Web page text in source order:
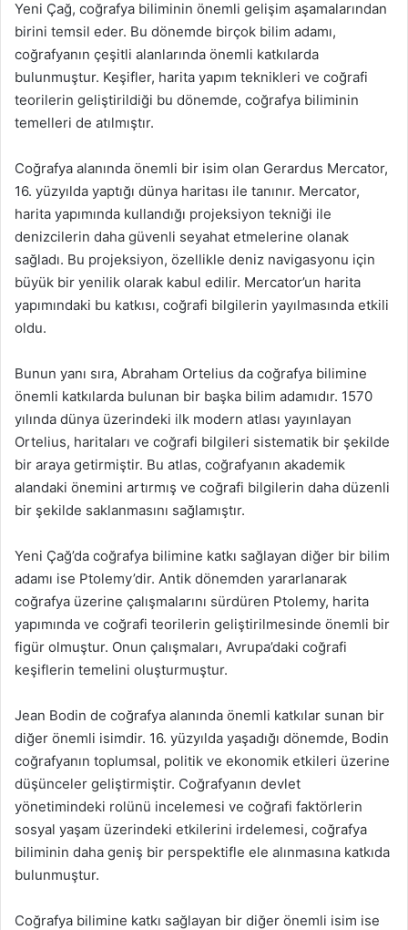
Yeni Çağ, coğrafya biliminin önemli gelişim aşamalarından
birini temsil eder. Bu dönemde birçok bilim adamı,
coğrafyanın çeşitli alanlarında önemli katkılarda
bulunmuştur. Keşifler, harita yapım teknikleri ve coğrafi
teorilerin geliştirildiği bu dönemde, coğrafya biliminin
temelleri de atılmıştır.
Coğrafya alanında önemli bir isim olan Gerardus Mercator,
16. yüzyılda yaptığı dünya haritası ile tanınır. Mercator,
harita yapımında kullandığı projeksiyon tekniği ile
denizcilerin daha güvenli seyahat etmelerine olanak
sağladı. Bu projeksiyon, özellikle deniz navigasyonu için
büyük bir yenilik olarak kabul edilir. Mercator’un harita
yapımındaki bu katkısı, coğrafi bilgilerin yayılmasında etkili
oldu.
Bunun yanı sıra, Abraham Ortelius da coğrafya bilimine
önemli katkılarda bulunan bir başka bilim adamıdır. 1570
yılında dünya üzerindeki ilk modern atlası yayınlayan
Ortelius, haritaları ve coğrafi bilgileri sistematik bir şekilde
bir araya getirmiştir. Bu atlas, coğrafyanın akademik
alandaki önemini artırmış ve coğrafi bilgilerin daha düzenli
bir şekilde saklanmasını sağlamıştır.
Yeni Çağ’da coğrafya bilimine katkı sağlayan diğer bir bilim
adamı ise Ptolemy’dir. Antik dönemden yararlanarak
coğrafya üzerine çalışmalarını sürdüren Ptolemy, harita
yapımında ve coğrafi teorilerin geliştirilmesinde önemli bir
figür olmuştur. Onun çalışmaları, Avrupa’daki coğrafi
keşiflerin temelini oluşturmuştur.
Jean Bodin de coğrafya alanında önemli katkılar sunan bir
diğer önemli isimdir. 16. yüzyılda yaşadığı dönemde, Bodin
coğrafyanın toplumsal, politik ve ekonomik etkileri üzerine
düşünceler geliştirmiştir. Coğrafyanın devlet
yönetimindeki rolünü incelemesi ve coğrafi faktörlerin
sosyal yaşam üzerindeki etkilerini irdelemesi, coğrafya
biliminin daha geniş bir perspektifle ele alınmasına katkıda
bulunmuştur.
Coğrafya bilimine katkı sağlayan bir diğer önemli isim ise